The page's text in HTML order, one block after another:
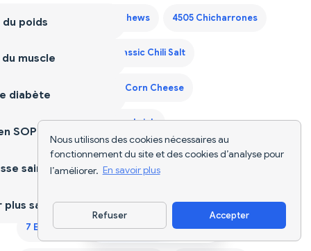
Nous utilisons des cookies nécessaires au
fonctionnement du site et des cookies d’analyse pour
l’améliorer. En savoir plus
Refuser Accepter
365 Bbq Habanero Cashews 4505 Chicharrones
4505 Chicharrones Classic Chili Salt
7 Eleven Japan Crispy Corn Cheese
7 Eleven Japan Egg Sandwich
7 Eleven Japan Matcha Cookie
7 Eleven Japan Tamago SandoTélécharger l'appli
poids
muscle
diabète
SOPK
saine
sain